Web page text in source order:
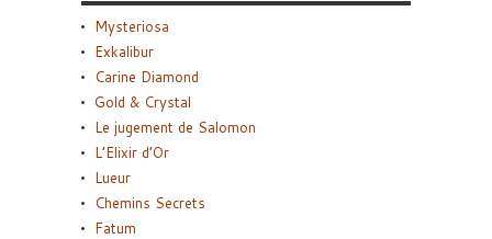
Mysteriosa
Exkalibur
Carine Diamond
Gold & Crystal
Le jugement de Salomon
L’Elixir d’Or
Lueur
Chemins Secrets
Fatum